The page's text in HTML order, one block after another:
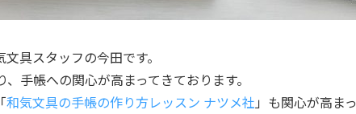
具スタッフの今田です。
手帳への関心が高まってきております。
和気文具の手帳の作り方レッスン ナツメ社 」も関心が高ま